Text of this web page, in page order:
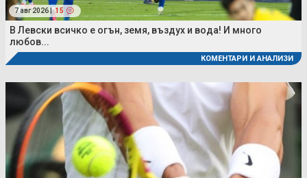
7 авг 2026 | 15
В Левски всичко е огън, земя, въздух и вода! И много
любов...
КОМЕНТАРИ И АНАЛИЗИ